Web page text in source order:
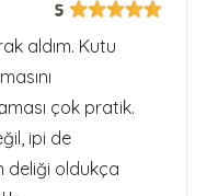
5
aldım. Kutu
çok pratik.
ipi de
deliği oldukça